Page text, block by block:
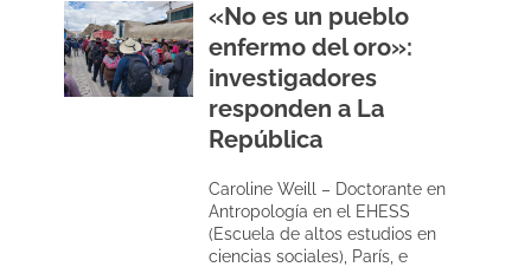
«No es un pueblo
enfermo del oro»:
investigadores
responden a La
República
Caroline Weill – Doctorante en
Antropología en el EHESS
(Escuela de altos estudios en
ciencias sociales), París, e